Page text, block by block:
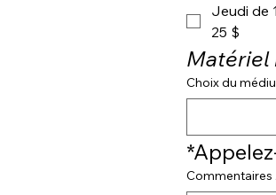
Jeudi de
25 $
Matériel
Choix du
Commentaires